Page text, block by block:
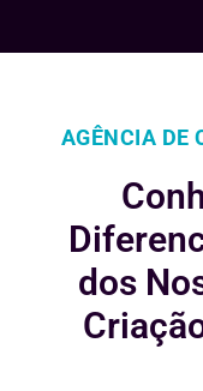
AGÊNCIA DE
dos